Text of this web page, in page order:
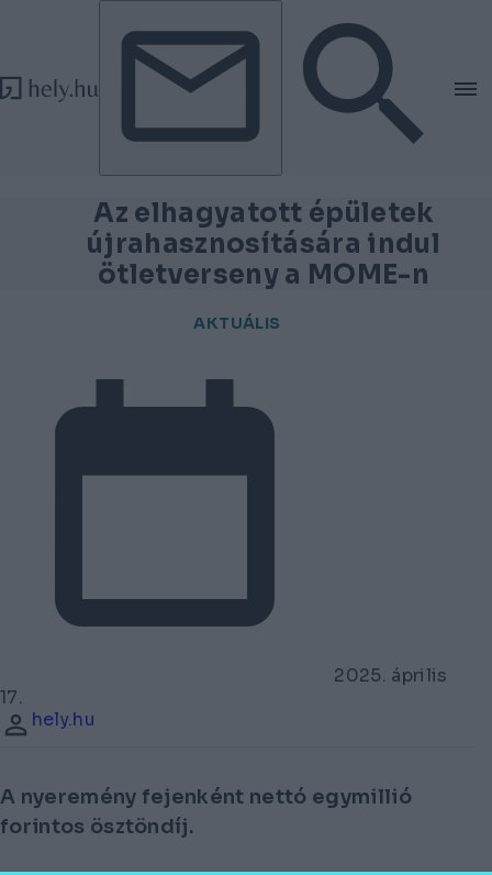
Tovább a tartalomhoz
Tovább a lábléchez
Az elhagyatott épületek
újrahasznosítására indul
ötletverseny a MOME-n
AKTUÁLIS
2025. április
17.
hely.hu
A nyeremény fejenként nettó egymillió
forintos ösztöndíj.